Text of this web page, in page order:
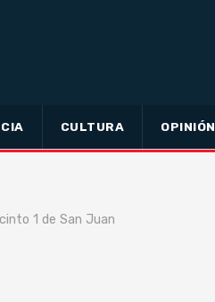
CULTURA OPINIÓN
1 de San Juan